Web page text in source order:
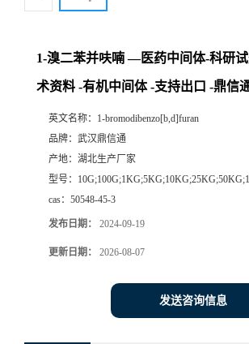
1-溴二苯并呋喃 —医药中间体-科研
术资料 -有机中间体 -支持出口 -鼎信
英文名称： 1-bromodibenzo[b,d]furan
品牌： 武汉鼎信通
产地： 湖北生产厂家
型号：
cas： 50548-45-3
发布日期： 2024-09-19
更新日期： 2026-08-07
发送咨询信息